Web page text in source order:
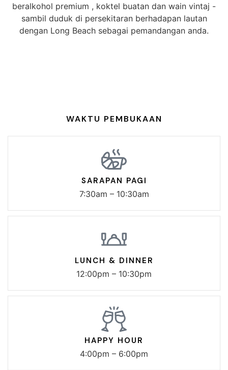
beralkohol premium , koktel buatan dan wain vintaj -
sambil duduk di persekitaran berhadapan lautan
dengan Long Beach sebagai pemandangan anda.
WAKTU PEMBUKAAN
SARAPAN PAGI
7:30am – 10:30am
LUNCH & DINNER
12:00pm – 10:30pm
HAPPY HOUR
4:00pm – 6:00pm